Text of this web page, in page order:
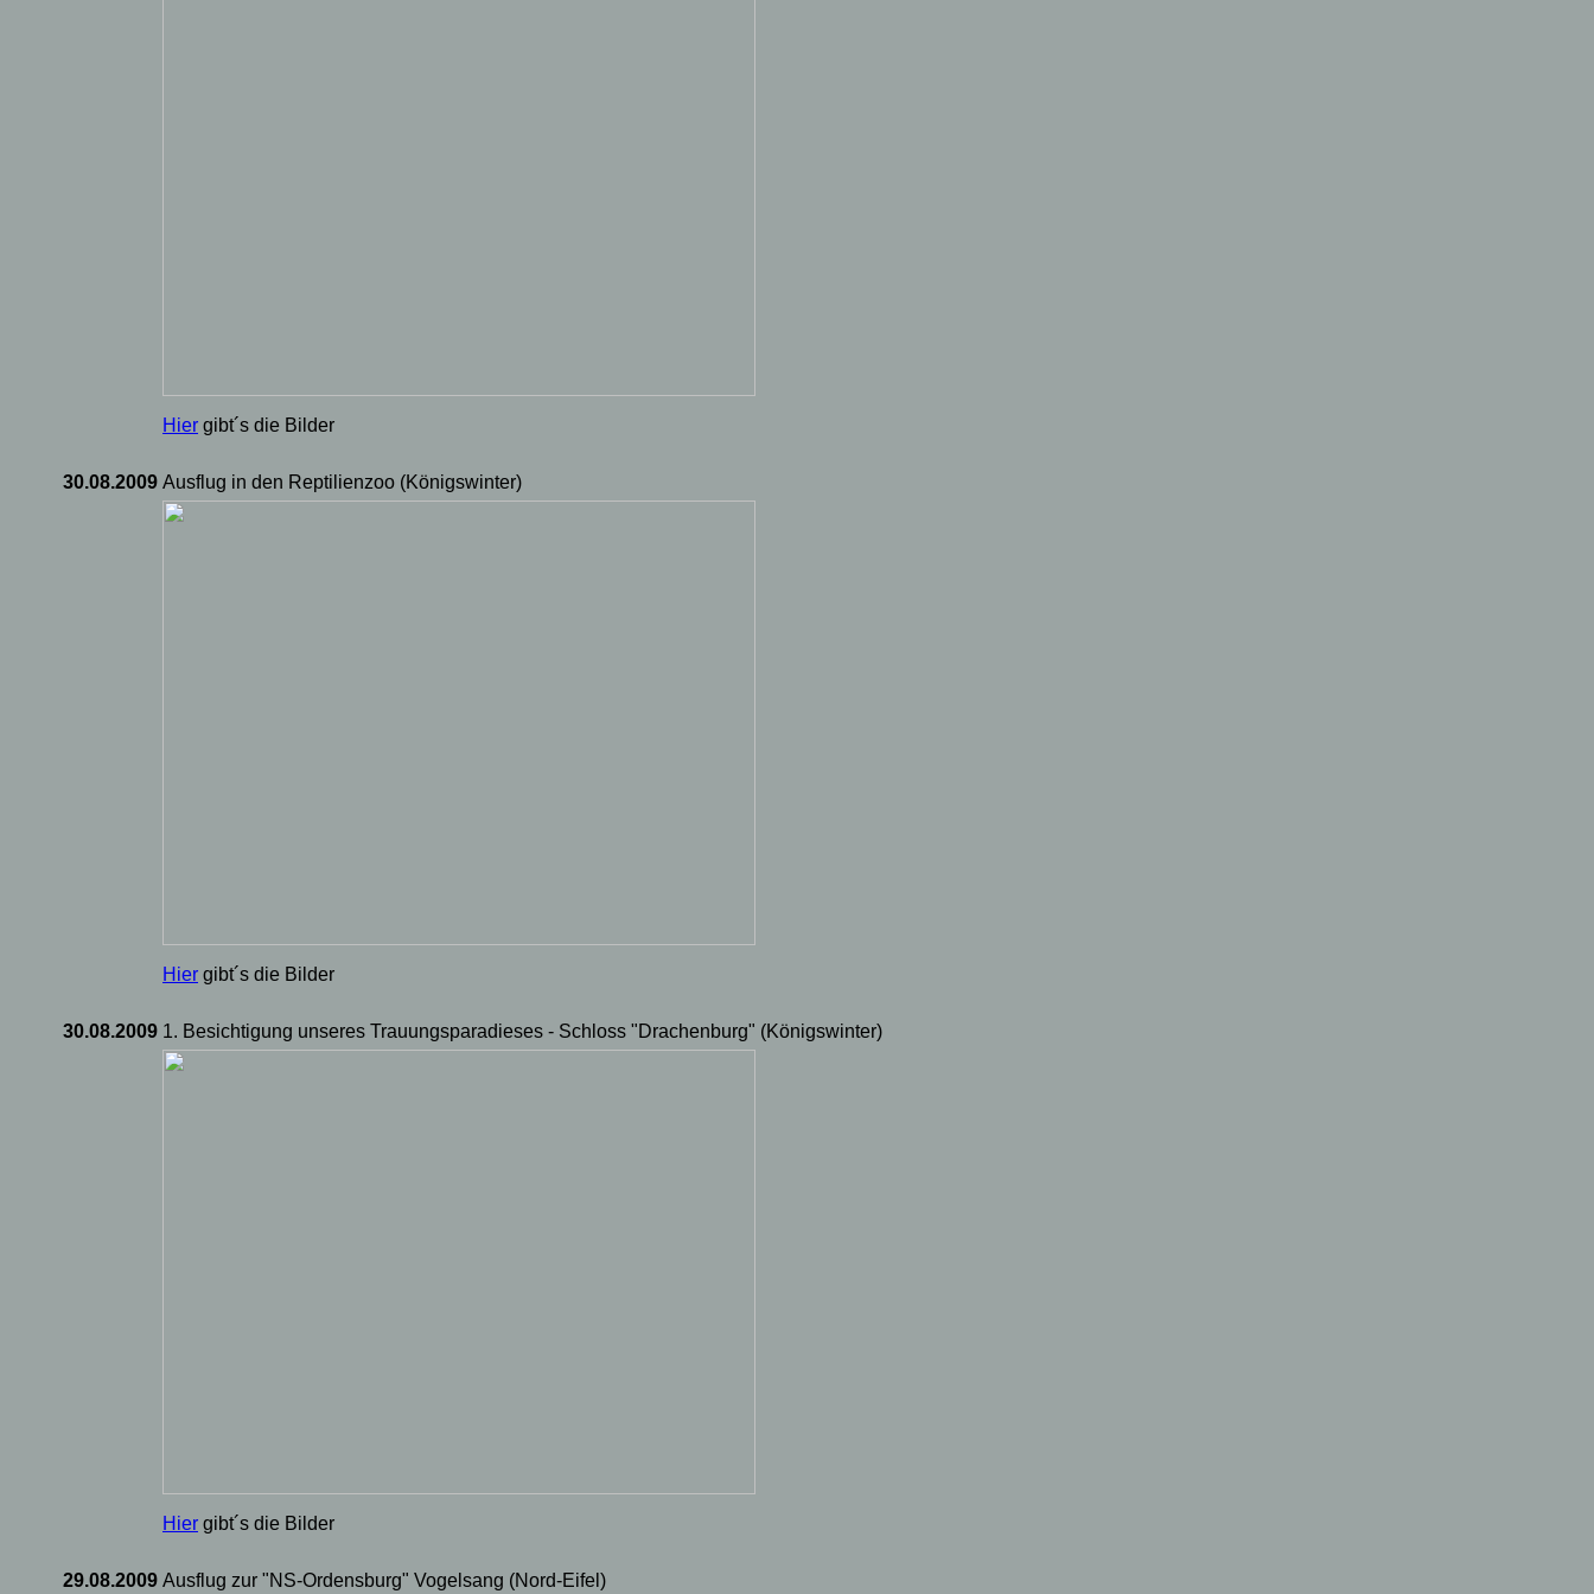
Hier gibt´s die Bilder
30.08.2009 Ausflug in den Reptilienzoo (Königswinter)
Hier gibt´s die Bilder
30.08.2009 1. Besichtigung unseres Trauungsparadieses - Schloss "Drachenburg" (Königswinter)
Hier gibt´s die Bilder
29.08.2009 Ausflug zur "NS-Ordensburg" Vogelsang (Nord-Eifel)